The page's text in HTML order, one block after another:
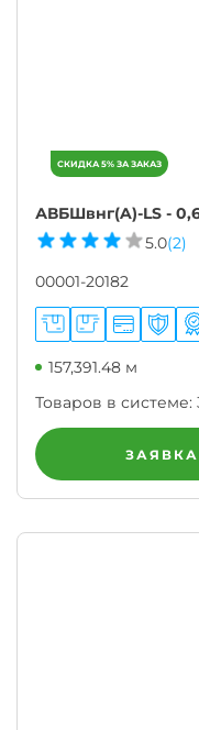
АВБШвнг(A)-LS -
5.0(2)
00001-20182
157,391.48 м
Товаров в системе: